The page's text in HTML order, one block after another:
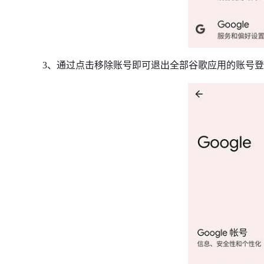
3、通过点击移除账号即可退出全部谷歌应用的账号